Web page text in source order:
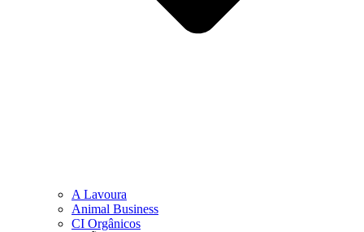
A Lavoura
Animal Business
CI Orgânicos